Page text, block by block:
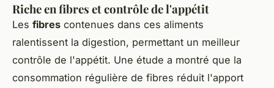
Riche en fibres et contrôle de l'appétit
Les fibres contenues dans ces aliments
ralentissent la digestion, permettant un meilleur
contrôle de l'appétit. Une étude a montré que la
consommation régulière de fibres réduit l'apport